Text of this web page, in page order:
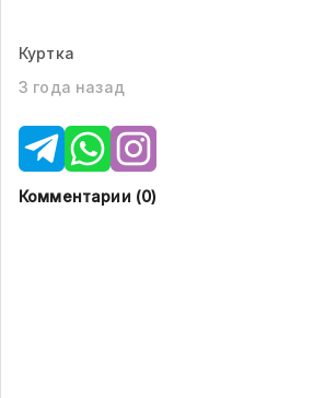
Куртка
3 года назад
Комментарии (0)